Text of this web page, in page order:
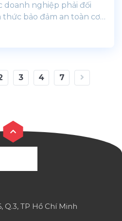
doanh nghiệp phải đối
bảo đảm an toàn cơ
3 4 7
Q.3, TP Hồ Chí Minh